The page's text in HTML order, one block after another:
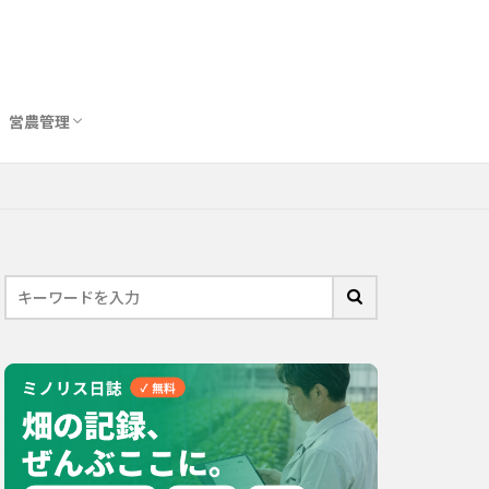
営農管理
圃場管理アプリおすすめ10選
農業用トイレ比較
バイオスティミュラント完全ガイド